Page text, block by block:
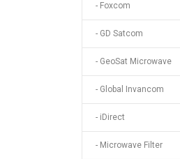
- Foxcom
- GD Satcom
- GeoSat Microwave
- Global Invancom
- iDirect
- Microwave Filter